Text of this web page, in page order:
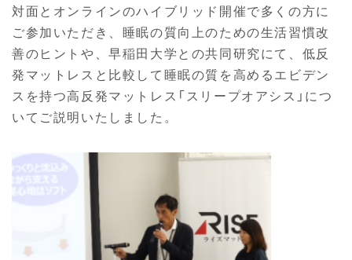
対面とオンラインのハイブリッド開催で多くの方に
ご参加いただき、睡眠の質向上のための生活習慣改
善のヒントや、早稲田大学との共同研究にて、低反
発マットレスと比較して睡眠の質を高めるエビデン
スを持つ高反発マットレス「スリープオアシス」につ
いてご説明いたしました。